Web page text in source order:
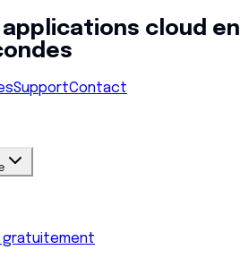
applications cloud en
SupportContact
gratuitement